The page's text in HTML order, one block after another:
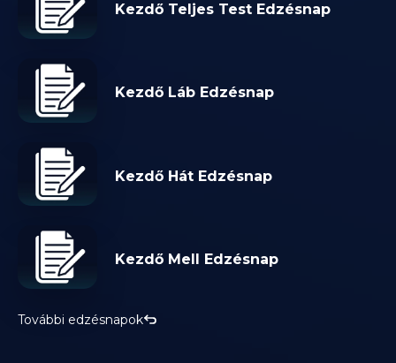
Kezdő Teljes Test Edzésnap
Kezdő Láb Edzésnap
Kezdő Hát Edzésnap
Kezdő Mell Edzésnap
További edzésnapok